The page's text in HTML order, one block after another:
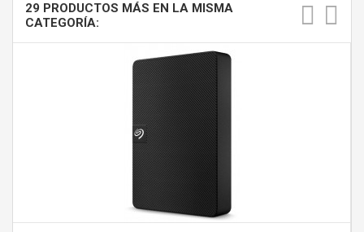
29 PRODUCTOS MÁS EN LA MISMA
CATEGORÍA: